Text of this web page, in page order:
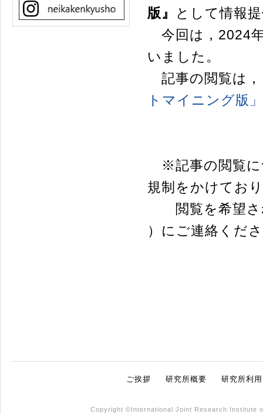
版』
として情報
今回は，2024
いました。
記事の閲覧は，
トマイニング版」
※記事の閲覧に
規制をかけてお
閲覧を希望さ
）にご連絡くだ
ご挨拶 研究所概要 研究所利
Copyright ©International Joint Research Institute